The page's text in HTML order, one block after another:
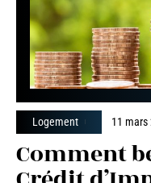
Logement 11 mars
Comment